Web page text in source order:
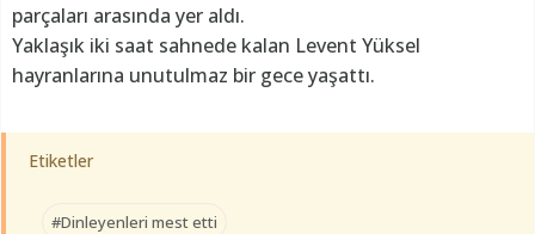
parçaları arasında yer aldı.
Yaklaşık iki saat sahnede kalan Levent Yüksel
hayranlarına unutulmaz bir gece yaşattı.
Etiketler
#Dinleyenleri mest etti